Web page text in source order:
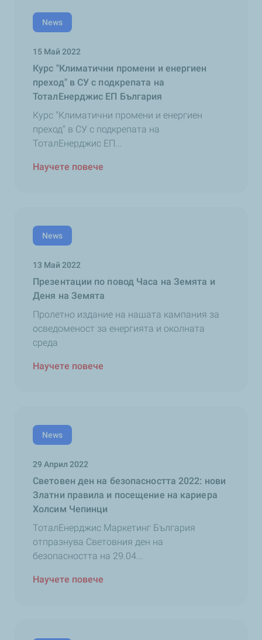
News
15 Май 2022
Курс "Климатични промени и енергиен
преход" в СУ с подкрепата на
ТоталЕнерджис ЕП България
Курс "Климатични промени и енергиен
преход" в СУ с подкрепата на
ТоталЕнерджис ЕП...
Научете повече
News
13 Май 2022
Презентации по повод Часа на Земята и
Деня на Земята
Пролетно издание на нашата кампания за
осведоменост за енергията и околната
среда
Научете повече
News
29 Април 2022
Световен ден на безопасността 2022: нови
Златни правила и посещение на кариера
Холсим Чепинци
ТоталЕнерджис Маркетинг България
отпразнува Световния ден на
безопасността на 29.04...
Научете повече